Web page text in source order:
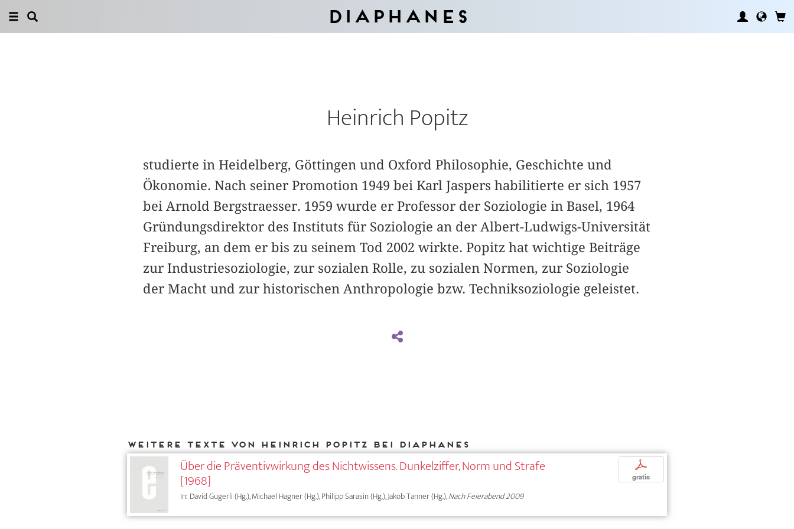
Diaphanes
Heinrich Popitz
studierte in Heidelberg, Göttingen und Oxford Philosophie, Geschichte und
Ökonomie. Nach seiner Promotion 1949 bei Karl Jaspers habilitierte er sich 1957
bei Arnold Bergstraesser. 1959 wurde er Professor der Soziologie in Basel, 1964
Gründungsdirektor des Instituts für Soziologie an der Albert-Ludwigs-Universität
Freiburg, an dem er bis zu seinem Tod 2002 wirkte. Popitz hat wichtige Beiträge
zur Industriesoziologie, zur sozialen Rolle, zu sozialen Normen, zur Soziologie
der Macht und zur historischen Anthropologie bzw. Techniksoziologie geleistet.
Weitere Texte von Heinrich Popitz bei DIAPHANES
Über die Präventivwirkung des Nichtwissens. Dunkelziffer, Norm und Strafe
[1968]
In: David Gugerli (Hg.), Michael Hagner (Hg.), Philipp Sarasin (Hg.), Jakob Tanner (Hg.),Nach Feierabend 2009
p
gratis